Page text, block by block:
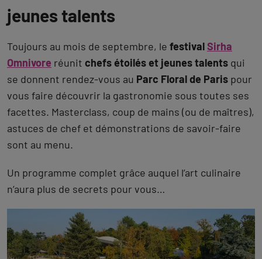
jeunes talents
Toujours au mois de septembre, le festivalSirha
Omnivore réunit chefs étoilés et jeunes talents qui
se donnent rendez-vous au Parc Floral de Paris pour
vous faire découvrir la gastronomie sous toutes ses
facettes. Masterclass, coup de mains (ou de maîtres),
astuces de chef et démonstrations de savoir-faire
sont au menu.
Un programme complet grâce auquel l’art culinaire
n’aura plus de secrets pour vous…